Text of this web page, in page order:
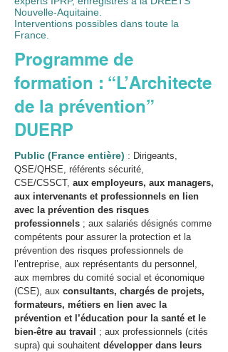
Nouvelle-Aquitaine.
Interventions possibles dans toute la
France.
Programme de
formation : “L’Architecte
de la prévention”
DUERP
Public (France entière) : Dirigeants,
QSE/QHSE, référents sécurité,
CSE/CSSCT, aux employeurs, aux managers,
aux intervenants et professionnels en lien
avec la prévention des risques
professionnels ; aux salariés désignés comme
compétents pour assurer la protection et la
prévention des risques professionnels de
l’entreprise, aux représentants du personnel,
aux membres du comité social et économique
(CSE), aux consultants, chargés de projets,
formateurs, métiers en lien avec la
prévention et l’éducation pour la santé et le
bien-être au travail ; aux professionnels (cités
supra) qui souhaitent développer dans leurs